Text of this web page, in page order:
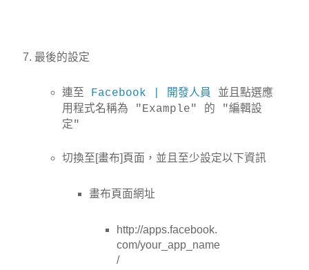
最後的設定
連至 Facebook | 開發人員 並且點選應
用程式名稱為 "Example" 的 "編輯設
定"
切換至[畫布]頁面，並且至少設定以下資訊
畫布頁面網址
http://apps.facebook.
com/your_app_name
/